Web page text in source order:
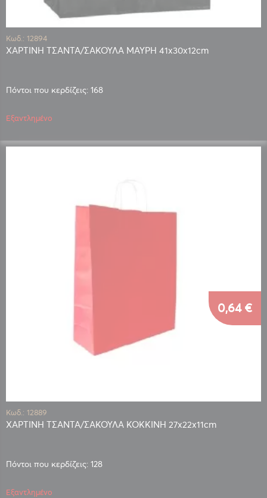
Κωδ.: 12894
ΧΑΡΤΙΝΗ ΤΣΑΝΤΑ/ΣΑΚΟΥΛΑ ΜΑΥΡΗ 41x30x12cm
Πόντοι που κερδίζεις: 168
Εξαντλημένο
Κωδ.: 12889
ΧΑΡΤΙΝΗ ΤΣΑΝΤΑ/ΣΑΚΟΥΛΑ ΚΟΚΚΙΝΗ 27x22x11cm
Πόντοι που κερδίζεις: 128
0,64 €
Εξαντλημένο